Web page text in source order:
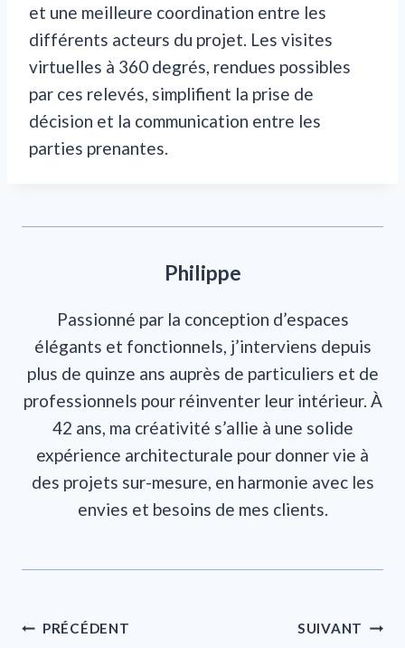
et une meilleure coordination entre les
différents acteurs du projet. Les visites
virtuelles à 360 degrés, rendues possibles
par ces relevés, simplifient la prise de
décision et la communication entre les
parties prenantes.
Philippe
Passionné par la conception d’espaces
élégants et fonctionnels, j’interviens depuis
plus de quinze ans auprès de particuliers et de
professionnels pour réinventer leur intérieur. À
42 ans, ma créativité s’allie à une solide
expérience architecturale pour donner vie à
des projets sur-mesure, en harmonie avec les
envies et besoins de mes clients.
Navigation
PRÉCÉDENT SUIVANT